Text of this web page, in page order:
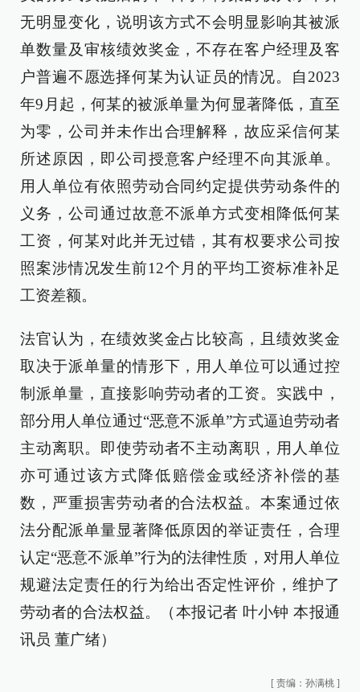
无明显变化，说明该方式不会明显影响其被派
单数量及审核绩效奖金，不存在客户经理及客
户普遍不愿选择何某为认证员的情况。自2023
年9月起，何某的被派单量为何显著降低，直至
为零，公司并未作出合理解释，故应采信何某
所述原因，即公司授意客户经理不向其派单。
用人单位有依照劳动合同约定提供劳动条件的
义务，公司通过故意不派单方式变相降低何某
工资，何某对此并无过错，其有权要求公司按
照案涉情况发生前12个月的平均工资标准补足
工资差额。
法官认为，在绩效奖金占比较高，且绩效奖金
取决于派单量的情形下，用人单位可以通过控
制派单量，直接影响劳动者的工资。实践中，
部分用人单位通过“恶意不派单”方式逼迫劳动者
主动离职。即使劳动者不主动离职，用人单位
亦可通过该方式降低赔偿金或经济补偿的基
数，严重损害劳动者的合法权益。本案通过依
法分配派单量显著降低原因的举证责任，合理
认定“恶意不派单”行为的法律性质，对用人单位
规避法定责任的行为给出否定性评价，维护了
劳动者的合法权益。（本报记者 叶小钟 本报通
讯员 董广绪）
[ 责编：孙满桃 ]